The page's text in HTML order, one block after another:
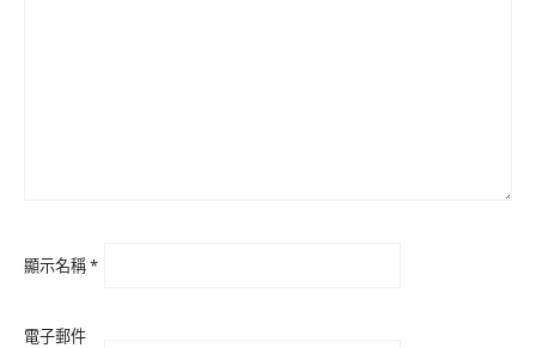
顯示名稱*
電子郵件